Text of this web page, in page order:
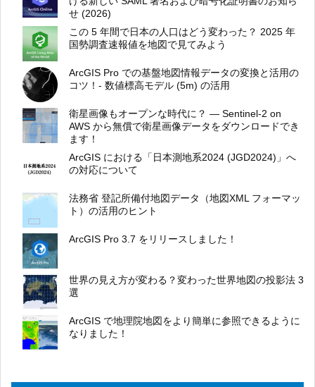
せ (2026)
この 5 年間で日本の人口はどう変わった？ 2025 年
国勢調査速報値を地図で見てみよう
ArcGIS Pro での基盤地図情報データの変換と活用の
コツ！- 数値標高モデル (5m) の活用
衛星画像もオープンな時代に？ ― Sentinel-2 on
AWS から無償で衛星画像データをダウンロードでき
ます！
ArcGIS における「日本測地系2024 (JGD2024)」へ
の対応について
法務省 登記所備付地図データ（地図XML フォーマッ
ト）の活用のヒント
ArcGIS Pro 3.7 をリリースしました！
世界の見え方が変わる？変わった世界地図の投影法 3
選
ArcGIS で地理院地図をより簡単に参照できるように
なりました！